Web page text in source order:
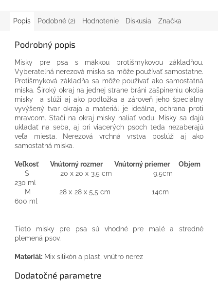
Popis Podobné (2) Hodnotenie Diskusia Značka
Podrobný popis
Misky pre psa s mäkkou protišmykovou základňou.
Vyberateľná nerezová miska sa môže používať samostatne.
Protišmyková základňa sa môže používať ako samostatná
miska. Široký okraj na jednej strane bráni zašpineniu okolia
misky a slúži aj ako podložka a zároveň jeho špeciálny
vyvýšený tvar okraja a materiál je ideálna, ochrana proti
mravcom. Stači na okraj misky naliať vodu. Misky sa dajú
ukladať na seba, aj pri viacerých psoch teda nezaberajú
veľa miesta. Nerezová vrchná vrstva poslúži aj ako
samostatná miska.
Veľkosť Vnútorný rozmer Vnútorný priemer Objem
S 20 x 20 x 3,5 cm 9,5cm
230 ml
M 28 x 28 x 5,5 cm 14cm
600 ml
Tieto misky pre psa sú vhodné pre malé a stredné
plemená psov.
Materiál: Mix silikón a plast, vnútro nerez
Dodatočné parametre